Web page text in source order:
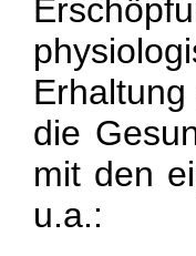
die
mit den
u.a.: